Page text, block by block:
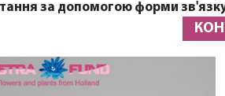
за допомогою форми зв'язку